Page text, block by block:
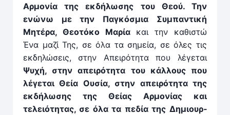
Αρμονία της εκδήλωσης του Θεού. Την
ενώνω με την Παγκόσμια Συμπαν­τική
Μητέρα, Θεοτόκο Μαρίακαι την καθιστώ
Ένα μαζί Της, σε όλα τα σημεία, σε όλες τις
εκδηλώσεις, στην Απειρότητα που λέγεται
Ψυχή, στην απειρότητα του κάλλους που
λέγεται Θεία Ουσία, στην απειρότητα της
εκδήλωσης της Θείας Αρμονίας και
τελειότητας, σε όλα τα πεδία της Δημιουρ­